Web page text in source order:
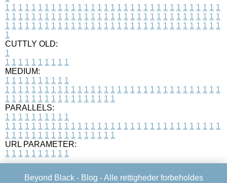
1 1 1 1 1 1 1 1 1 1 1 1 1 1 1 1 1 1 1 1 1 1 1 1 1 1 1 1 1 1 1 1 1
1 1 1 1 1 1 1 1 1 1 1 1 1 1 1 1 1 1 1 1 1 1 1 1 1 1 1 1 1 1 1 1 1
1 1 1 1 1 1 1 1 1 1 1 1 1 1 1 1 1 1 1 1 1 1 1 1 1 1 1 1 1 1 1 1 1
1
CUTTLY OLD:
1
1 1 1 1 1 1 1 1 1 1
MEDIUM:
1 1 1 1 1 1 1 1 1 1
1 1 1 1 1 1 1 1 1 1 1 1 1 1 1 1 1 1 1 1 1 1 1 1 1 1 1 1 1 1 1 1 1
1 1 1 1 1 1 1 1 1 1 1 1 1 1 1 1 1
PARALLELS:
1 1 1 1 1 1 1 1 1 1
1 1 1 1 1 1 1 1 1 1 1 1 1 1 1 1 1 1 1 1 1 1 1 1 1 1 1 1 1 1 1 1 1
1 1 1 1 1 1 1 1 1 1 1 1 1 1 1 1 1
URL PARAMETER:
1 1 1 1 1 1 1 1 1 1
Beyond Black - Blog - Alle rettigheder forbeholdes